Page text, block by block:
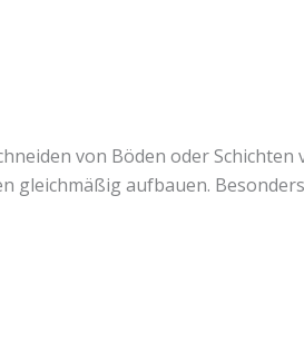
von Böden oder Schichten
gleichmäßig aufbauen.